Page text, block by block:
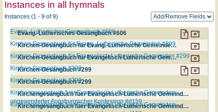
Instances in all hymnals
Instances (1 - 9 of 9)
Evang.-Lutherisches Gesangbuch #606
Evang.-Lutherisches Gesangbuch #606
Kirchen-Gesangbuch für Evang.-Lutherische Gemeinden #299
Kirchen-Gesangbuch für Evang.-Lutherische Gemeinden #299
Kirchen-Gesangbuch für Evangelisch-Lutherische Gemeinden #299
Kirchen-Gesangbuch für Evangelisch-Lutherische Gemeinden #299
Kirchen-Gesangbuch #299
Kirchen-Gesangbuch #299
Kirchen-Gesangbuch #299
Kirchen-Gesangbuch #299
Kirchengesangbuch fuer Evangelisch-Lutherische Gemeinden ungeaenderter Augsburgischer Konfession #d159
Kirchengesangbuch fuer Evangelisch-Lutherische Gemeinden
ungeaenderter Augsburgischer Konfession #d159
Kirchengesangbuch fuer Evangelisch-Lutherische Gemeinden ungeanderter Augsburgischer Konfession #ad159
Kirchengesangbuch fuer Evangelisch-Lutherische Gemeinden